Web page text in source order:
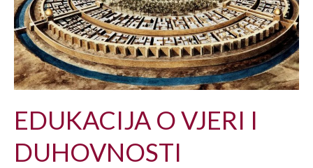
EDUKACIJA O VJERI I
DUHOVNOSTI